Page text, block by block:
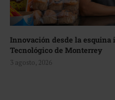
Innovación desde la
Tecnológico de Monterrey
3 agosto, 2026